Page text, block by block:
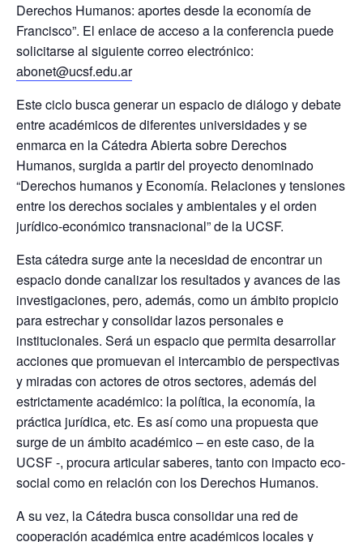
Derechos Humanos: aportes desde la economía de
Francisco”. El enlace de acceso a la conferencia puede
solicitarse al siguiente correo electrónico:
abonet@ucsf.edu.ar
Este ciclo busca generar un espacio de diálogo y debate
entre académicos de diferentes universidades y se
enmarca en la Cátedra Abierta sobre Derechos
Humanos, surgida a partir del proyecto denominado
“Derechos humanos y Economía. Relaciones y tensiones
entre los derechos sociales y ambientales y el orden
jurídico-económico transnacional” de la UCSF.
Esta cátedra surge ante la necesidad de encontrar un
espacio donde canalizar los resultados y avances de las
investigaciones, pero, además, como un ámbito propicio
para estrechar y consolidar lazos personales e
institucionales. Será un espacio que permita desarrollar
acciones que promuevan el intercambio de perspectivas
y miradas con actores de otros sectores, además del
estrictamente académico: la política, la economía, la
práctica jurídica, etc. Es así como una propuesta que
surge de un ámbito académico – en este caso, de la
UCSF -, procura articular saberes, tanto con impacto eco-
social como en relación con los Derechos Humanos.
A su vez, la Cátedra busca consolidar una red de
cooperación académica entre académicos locales y